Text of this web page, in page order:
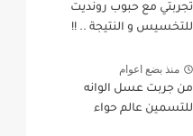
تجربتي مع حبوب رونديت
للتخسيس و النتيجة .. !!
منذ بضع اعوام
من جربت عسل الوانه
للتسمين عالم حواء